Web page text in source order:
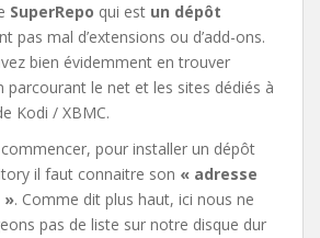
SuperRepo qui est un dépôt
pas mal d’extensions ou d’add-ons.
bien évidemment en trouver
parcourant le net et les sites dédiés à
Kodi / XBMC.
pour installer un dépôt
il faut connaitre son « adresse
». Comme dit plus haut, ici nous ne
pas de liste sur notre disque dur